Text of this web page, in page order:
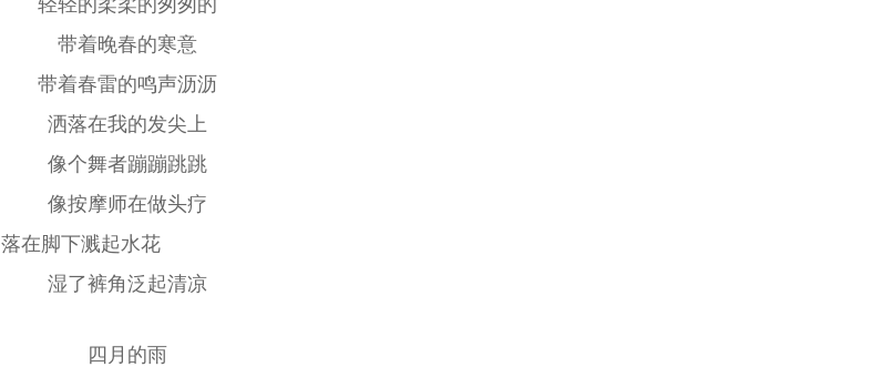
带着晚春的寒意
带着春雷的鸣声沥沥
洒落在我的发尖上
像个舞者蹦蹦跳跳
像按摩师在做头疗
落在脚下溅起水花
湿了裤角泛起清凉
四月的雨